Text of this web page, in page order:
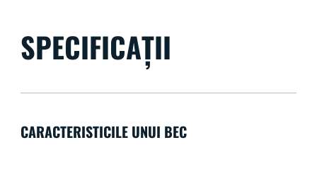
SPECIFICAȚII
CARACTERISTICILE UNUI BEC